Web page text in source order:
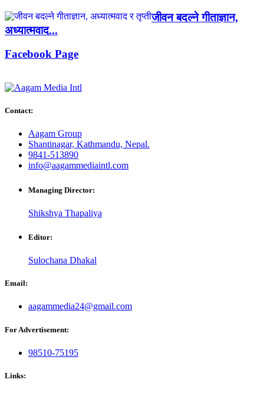
जीवन बदल्ने गीताज्ञान,
अध्यात्मवाद...
Facebook Page
Contact:
Aagam Group
Shantinagar, Kathmandu, Nepal.
9841-513890
info@aagammediaintl.com
Managing Director:
Shikshya Thapaliya
Editor:
Sulochana Dhakal
Email:
aagammedia24@gmail.com
For Advertisement:
98510-75195
Links: